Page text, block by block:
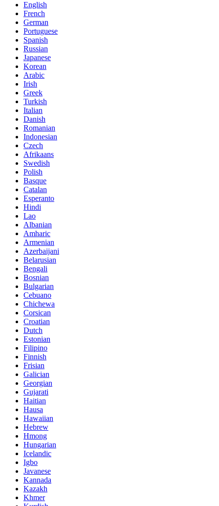
English
French
German
Portuguese
Spanish
Russian
Japanese
Korean
Arabic
Irish
Greek
Turkish
Italian
Danish
Romanian
Indonesian
Czech
Afrikaans
Swedish
Polish
Basque
Catalan
Esperanto
Hindi
Lao
Albanian
Amharic
Armenian
Azerbaijani
Belarusian
Bengali
Bosnian
Bulgarian
Cebuano
Chichewa
Corsican
Croatian
Dutch
Estonian
Filipino
Finnish
Frisian
Galician
Georgian
Gujarati
Haitian
Hausa
Hawaiian
Hebrew
Hmong
Hungarian
Icelandic
Igbo
Javanese
Kannada
Kazakh
Khmer